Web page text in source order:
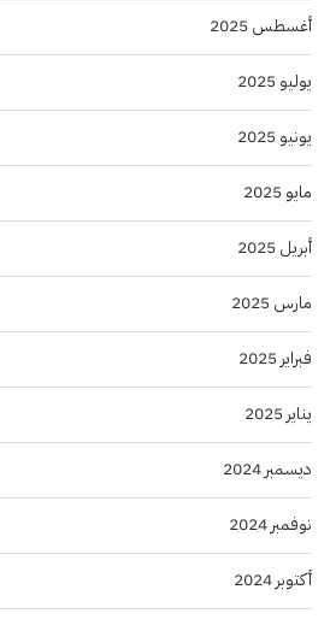
أغسطس 2025
يوليو 2025
يونيو 2025
مايو 2025
أبريل 2025
مارس 2025
فبراير 2025
يناير 2025
ديسمبر 2024
نوفمبر 2024
أكتوبر 2024